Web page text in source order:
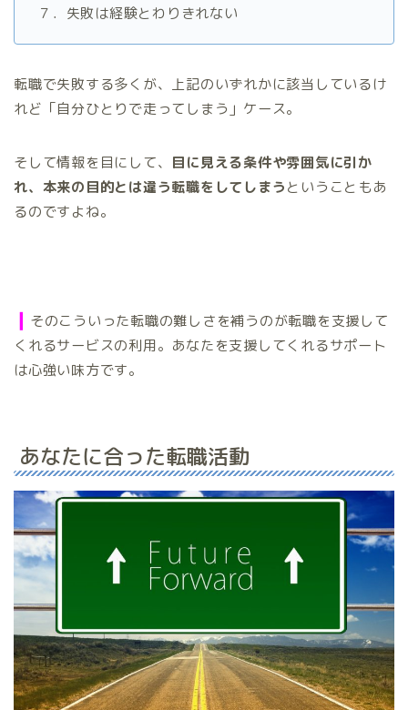
７．失敗は経験とわりきれない
転職で失敗する多くが、上記のいずれかに該当しているけ
れど「自分ひとりで走ってしまう」ケース。
そして情報を目にして、 目に見える条件や雰囲気に引か
れ、本来の目的とは違う転職をしてしまうということもあ
るのですよね。
❙ そのこういった転職の難しさを補うのが転職を支援して
くれるサービスの利用。あなたを支援してくれるサポート
は心強い味方です。
あなたに合った転職活動